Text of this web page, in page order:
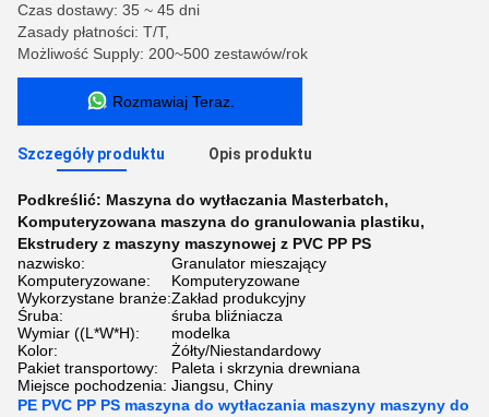
Czas dostawy: 35 ~ 45 dni
Zasady płatności: T/T,
Możliwość Supply: 200~500 zestawów/rok
Rozmawiaj Teraz.
Szczegóły produktu Opis produktu
Podkreślić: Maszyna do wytłaczania Masterbatch,
Komputeryzowana maszyna do granulowania plastiku,
Ekstrudery z maszyny maszynowej z PVC PP PS
nazwisko:
Granulator mieszający
Komputeryzowane:
Komputeryzowane
Wykorzystane branże:Zakład produkcyjny
Śruba:
śruba bliźniacza
Wymiar ((L*W*H):
modelka
Kolor:
Żółty/Niestandardowy
Pakiet transportowy:
Paleta i skrzynia drewniana
Miejsce pochodzenia: Jiangsu, Chiny
PE PVC PP PS maszyna do wytłaczania maszyny maszyny do